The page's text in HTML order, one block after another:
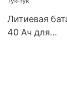
Литиевая
40 Ач для